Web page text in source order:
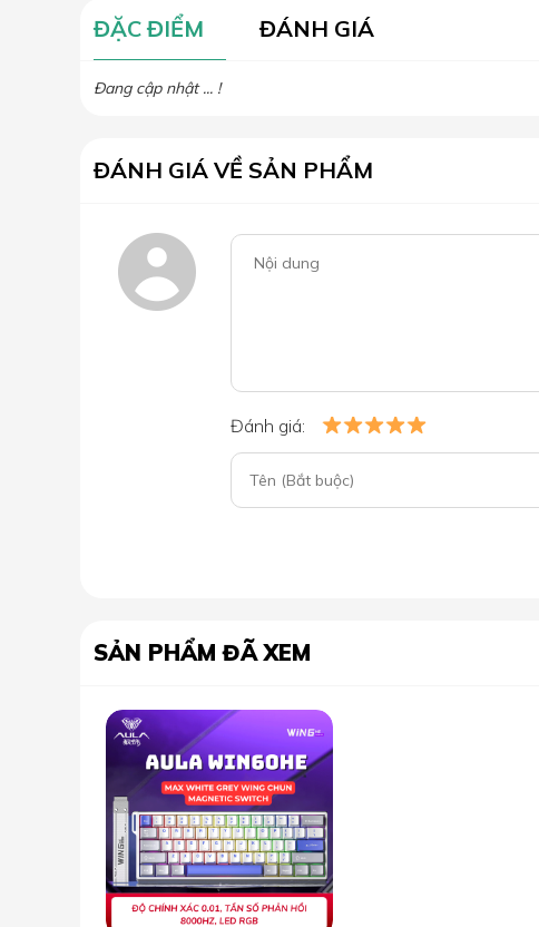
ĐẶC ĐIỂM ĐÁNH GIÁ
Đang cập nhật ... !
ĐÁNH GIÁ VỀ SẢN PHẨM
Đánh giá:
SẢN PHẨM ĐÃ XEM